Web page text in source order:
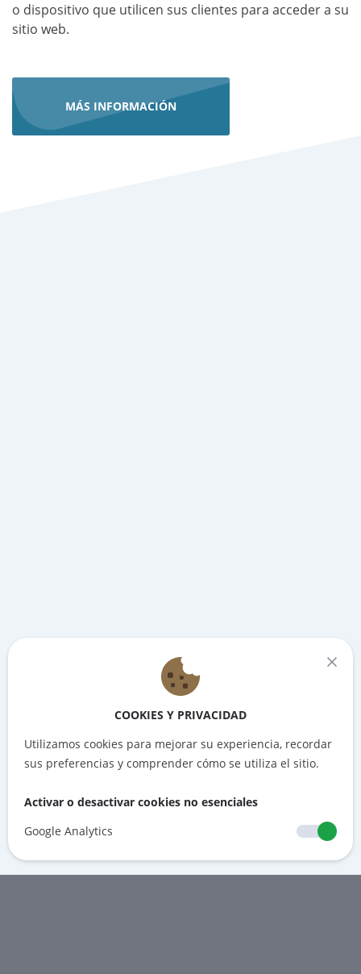
o dispositivo que utilicen sus clientes para acceder a su
sitio web.
MÁS INFORMACIÓN
COOKIES Y PRIVACIDAD
Utilizamos cookies para mejorar su experiencia, recordar
sus preferencias y comprender cómo se utiliza el sitio.
Activar o desactivar cookies no esenciales
Google Analytics